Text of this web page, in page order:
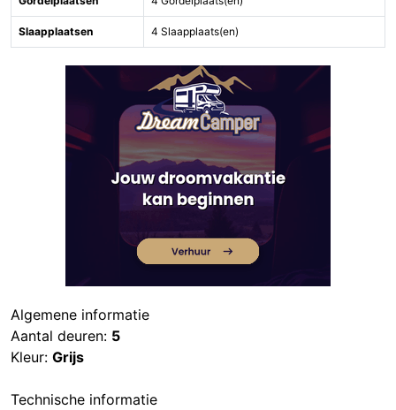
Slaapplaatsen 4 Slaapplaats(en)
Algemene informatie
Aantal deuren: 5
Kleur: Grijs
Technische informatie